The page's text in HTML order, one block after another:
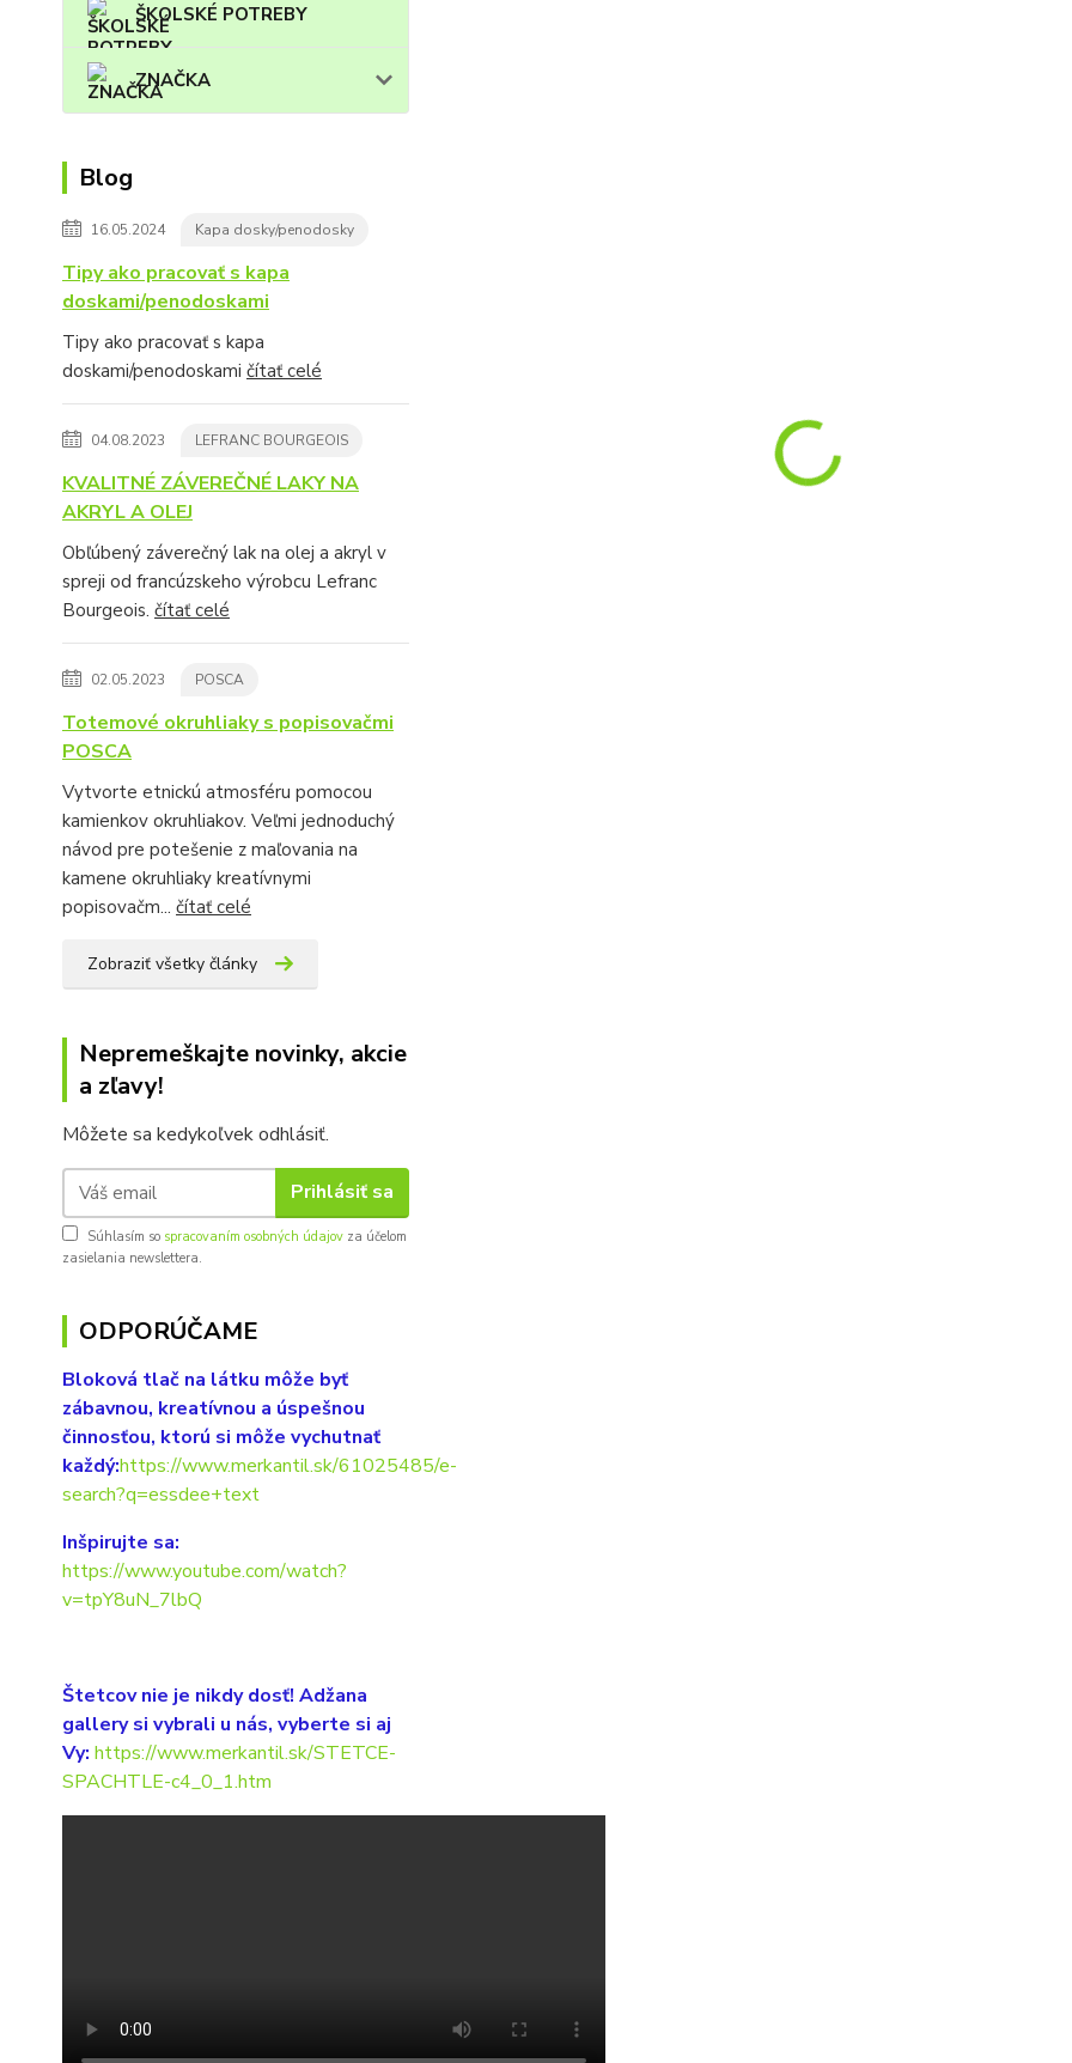
ŠKOLSKÉ POTREBY
ZNAČKA
Blog
16.05.2024 Kapa dosky/penodosky
Tipy ako pracovať s kapa
doskami/penodoskami
Tipy ako pracovať s kapa
doskami/penodoskami čítať celé
04.08.2023 LEFRANC BOURGEOIS
KVALITNÉ ZÁVEREČNÉ LAKY NA
AKRYL A OLEJ
Obľúbený záverečný lak na olej a akryl v
spreji od francúzskeho výrobcu Lefranc
Bourgeois. čítať celé
02.05.2023 POSCA
Totemové okruhliaky s popisovačmi
POSCA
Vytvorte etnickú atmosféru pomocou
kamienkov okruhliakov. Veľmi jednoduchý
návod pre potešenie z maľovania na
kamene okruhliaky kreatívnymi
popisovačm... čítať celé
Zobraziť všetky články
Nepremeškajte novinky, akcie
a zľavy!
Môžete sa kedykoľvek odhlásiť.
Prihlásiť sa
Súhlasím so spracovaním osobných údajov za účelom
zasielania newslettera.
ODPORÚČAME
Bloková tlač na látku môže byť
zábavnou, kreatívnou a úspešnou
činnosťou, ktorú si môže vychutnať
každý:https://www.merkantil.sk/61025485/e-
search?q=essdee+text
Inšpirujte sa:
https://www.youtube.com/watch?
v=tpY8uN_7lbQ
Štetcov nie je nikdy dosť! Adžana
gallery si vybrali u nás, vyberte si aj
Vy: https://www.merkantil.sk/STETCE-
SPACHTLE-c4_0_1.htm